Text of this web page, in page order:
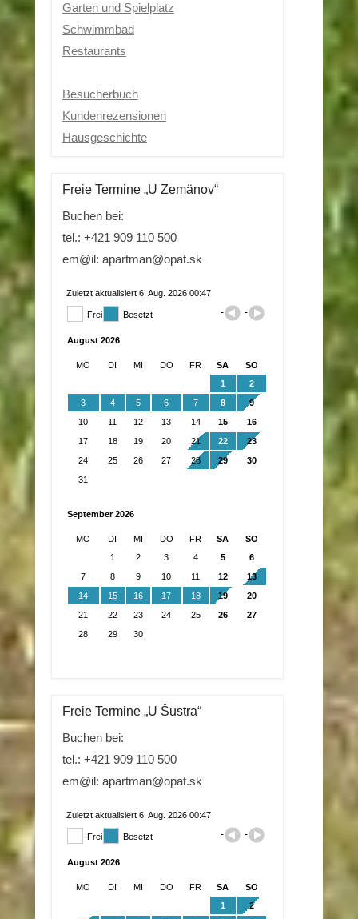
Garten und Spielplatz
Schwimmbad
Restaurants
Besucherbuch
Kundenrezensionen
Hausgeschichte
Freie Termine „U Zemänov“
Buchen bei:
tel.: +421 909 110 500
em@il: apartman@opat.sk
Zuletzt aktualisiert 6. Aug. 2026 00:47
Frei Besetzt
August 2026
MO DI MI DO FR SA
SO
1
2
3
4 5 6 7 8
9
10
11 12 13 14 15
16
17
18 19 20 21 22
23
24
25 26 27 28 29
30
31
September 2026
MO DI MI DO FR SA
SO
1
2 3 4 5
6
7
8 9 10 11 12
13
14
15 16 17 18 19
20
21
22 23 24 25 26
27
28
29 30
Freie Termine „U Šustra“
Buchen bei:
tel.: +421 909 110 500
em@il: apartman@opat.sk
Zuletzt aktualisiert 6. Aug. 2026 00:47
Frei Besetzt
August 2026
MO DI MI DO FR SA
SO
1
2